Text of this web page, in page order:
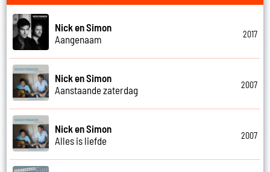
Nick en Simon
Aangenaam
2017
Nick en Simon
Aanstaande zaterdag
2007
Nick en Simon
Alles is liefde
2007